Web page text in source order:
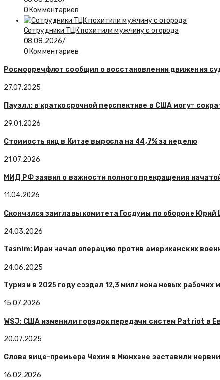
0 Комментариев
Сотрудники ТЦК похитили мужчину с огорода
08.08.2026/
0 Комментариев
Росморречфлот сообщил о восстановлении движения
27.07.2025
Пауэлл: в краткосрочной перспективе в США могут
29.01.2026
Стоимость яиц в Китае выросла на 44,7% за неделю
21.07.2026
МИД РФ заявил о важности полного прекращения
11.04.2026
Скончался замглавы комитета Госдумы по обороне
24.03.2026
Tasnim: Иран начал операцию против американских
24.06.2025
Туризм в 2025 году создал 12,3 миллиона новых рабочих
15.07.2026
WSJ: США изменили порядок передачи систем Patriot в
20.07.2025
Слова вице-премьера Чехии в Мюнхене заставили
16.02.2026